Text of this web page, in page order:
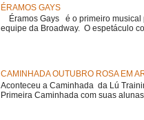
ÉRAMOS GAYS
Éramos Gays é o primeiro musical
equipe da Broadway. O espetáculo
CAMINHADA OUTUBRO ROSA EM
Aconteceu a Caminhada da Lú
Primeira Caminhada com suas alunas